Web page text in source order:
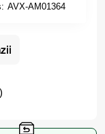
AVX-AM01364